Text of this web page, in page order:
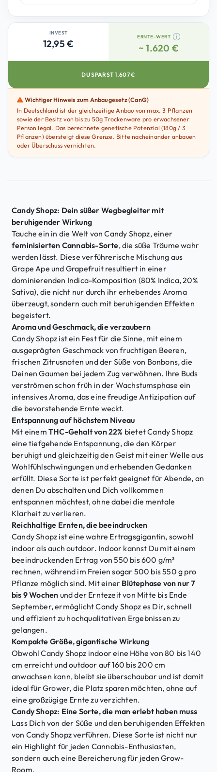
n
INVEST
12,95 €
ERNTE-WERT
~ 1.620 €
DU SPARST1.607€
Wichtiger Hinweis zum Anbaugesetz (CanG)
In Deutschland ist der gleichzeitige Anbau von max. 3 Pflanzen
sowie der Besitz von bis zu 50g Trockenware pro erwachsener
Person legal. Das berechnete genetische Potenzial (180g / 3
Pflanzen) übersteigt diese Grenze. Bitte nacheinander anbauen
oder Überschuss vernichten.
Candy Shopz: Dein süßer Wegbegleiter mit
beruhigender Wirkung
Tauche ein in die Welt von Candy Shopz, einer
feminisierten Cannabis-Sorte, die süße Träume wahr
werden lässt. Diese verführerische Mischung aus
Grape Ape und Grapefruit resultiert in einer
dominierenden Indica-Komposition (80% Indica, 20%
Sativa), die nicht nur durch ihr erhebendes Aroma
überzeugt, sondern auch mit beruhigenden Effekten
begeistert.
Aroma und Geschmack, die verzaubern
Candy Shopz ist ein Fest für die Sinne, mit einem
ausgeprägten Geschmack von fruchtigen Beeren,
frischen Zitrusnoten und der Süße von Bonbons, die
Deinen Gaumen bei jedem Zug verwöhnen. Ihre Buds
verströmen schon früh in der Wachstumsphase ein
intensives Aroma, das eine freudige Antizipation auf
die bevorstehende Ernte weckt.
Entspannung auf höchstem Niveau
Mit einem THC-Gehalt von 22% bietet Candy Shopz
eine tiefgehende Entspannung, die den Körper
beruhigt und gleichzeitig den Geist mit einer Welle aus
Wohlfühlschwingungen und erhebenden Gedanken
erfüllt. Diese Sorte ist perfekt geeignet für Abende, an
denen Du abschalten und Dich vollkommen
entspannen möchtest, ohne dabei die mentale
Klarheit zu verlieren.
Reichhaltige Ernten, die beeindrucken
Candy Shopz ist eine wahre Ertragsgigantin, sowohl
indoor als auch outdoor. Indoor kannst Du mit einem
beeindruckenden Ertrag von 550 bis 600 g/m²
rechnen, während im Freien sogar 500 bis 550 g pro
Pflanze möglich sind. Mit einer Blütephase von nur 7
bis 9 Wochen und der Erntezeit von Mitte bis Ende
September, ermöglicht Candy Shopz es Dir, schnell
und effizient zu hochqualitativen Ergebnissen zu
gelangen.
Kompakte Größe, gigantische Wirkung
Obwohl Candy Shopz indoor eine Höhe von 80 bis 140
cm erreicht und outdoor auf 160 bis 200 cm
anwachsen kann, bleibt sie überschaubar und ist damit
ideal für Grower, die Platz sparen möchten, ohne auf
eine großzügige Ernte zu verzichten.
Candy Shopz: Eine Sorte, die man erlebt haben muss
Lass Dich von der Süße und den beruhigenden Effekten
von Candy Shopz verführen. Diese Sorte ist nicht nur
ein Highlight für jeden Cannabis-Enthusiasten,
sondern auch eine Bereicherung für jeden Grow-
Room.